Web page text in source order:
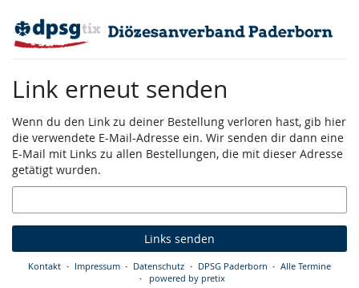
Haupt-
Inhalt
Link erneut senden
Wenn du den Link zu deiner Bestellung verloren hast, gib hier
die verwendete E-Mail-Adresse ein. Wir senden dir dann eine
E-Mail mit Links zu allen Bestellungen, die mit dieser Adresse
getätigt wurden.
E-
Mail
Links senden
Kontakt Impressum Datenschutz DPSG Paderborn
Alle Termine
powered by pretix